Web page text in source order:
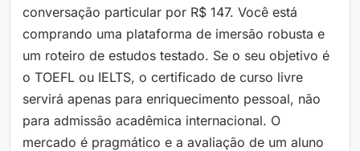
conversação particular por R$ 147. Você está
comprando uma plataforma de imersão robusta e
um roteiro de estudos testado. Se o seu objetivo é
o TOEFL ou IELTS, o certificado de curso livre
servirá apenas para enriquecimento pessoal, não
para admissão acadêmica internacional. O
mercado é pragmático e a avaliação de um aluno